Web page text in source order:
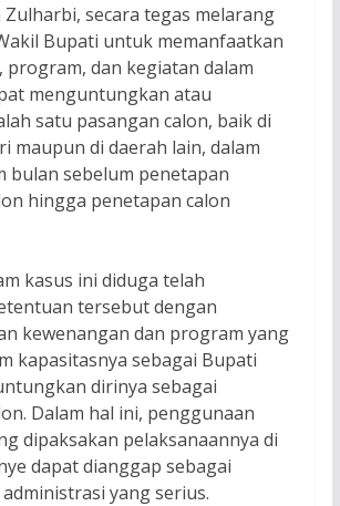
Zulharbi, secara tegas melarang
Bupati untuk memanfaatkan
program, dan kegiatan dalam
menguntungkan atau
satu pasangan calon, baik di
maupun di daerah lain, dalam
bulan sebelum penetapan
hingga penetapan calon
kasus ini diduga telah
tersebut dengan
kewenangan dan program yang
kapasitasnya sebagai Bupati
dirinya sebagai
Dalam hal ini, penggunaan
dipaksakan pelaksanaannya di
dapat dianggap sebagai
yang serius.